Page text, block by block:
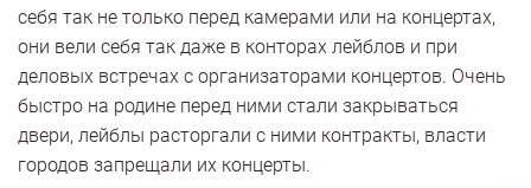
себя так не только перед камерами или на концертах,
они вели себя так даже в конторах лейблов и при
деловых встречах с организаторами концертов. Очень
быстро на родине перед ними стали закрываться
двери, лейблы расторгали с ними контракты, власти
городов запрещали их концерты.